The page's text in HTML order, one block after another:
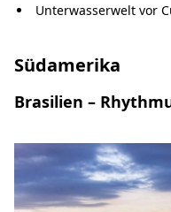
Unterwasserwelt vor
Südamerika
Brasilien –